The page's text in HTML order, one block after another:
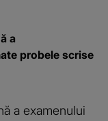
a
probele scrise
a examenului